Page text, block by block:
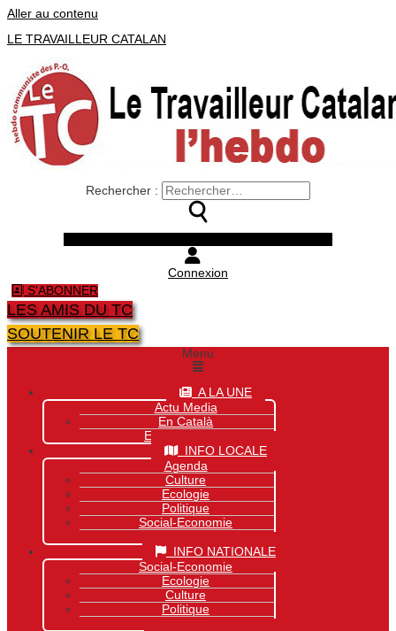
Aller au contenu
LE TRAVAILLEUR CATALAN
Rechercher :
Connexion
S'ABONNER
LES AMIS DU TC
SOUTENIR LE TC
Menu
A LA UNE
Actu Media
En Català
Exclusivité Site
INFO LOCALE
Agenda
Culture
Ecologie
Politique
Social-Economie
INFO NATIONALE
Social-Economie
Ecologie
Culture
Politique